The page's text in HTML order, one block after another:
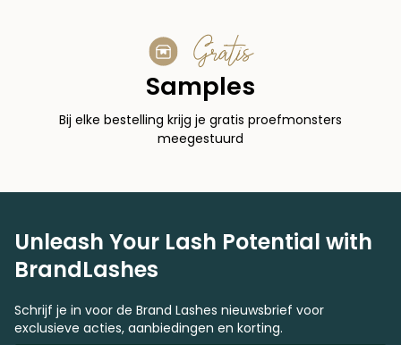
Gratis
Samples
Bij elke bestelling krijg je gratis proefmonsters
meegestuurd
Unleash Your Lash Potential with
BrandLashes
Schrijf je in voor de Brand Lashes nieuwsbrief voor
exclusieve acties, aanbiedingen en korting.